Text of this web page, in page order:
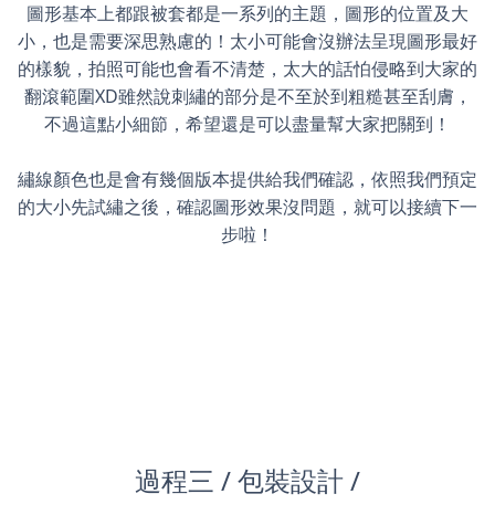
圖形基本上都跟被套都是一系列的主題，圖形的位置及大
小，也是需要深思熟慮的！太小可能會沒辦法呈現圖形最好
的樣貌，拍照可能也會看不清楚，太大的話怕侵略到大家的
翻滾範圍XD雖然說刺繡的部分是不至於到粗糙甚至刮膚，
不過這點小細節，希望還是可以盡量幫大家把關到！
繡線顏色也是會有幾個版本提供給我們確認，依照我們預定
的大小先試繡之後，確認圖形效果沒問題，就可以接續下一
步啦！
過程三 / 包裝設計 /